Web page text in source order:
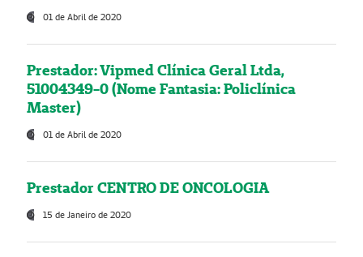
01 de Abril de 2020
Prestador: Vipmed Clínica Geral Ltda,
51004349-0 (Nome Fantasia: Policlínica
Master)
01 de Abril de 2020
Prestador CENTRO DE ONCOLOGIA
15 de Janeiro de 2020